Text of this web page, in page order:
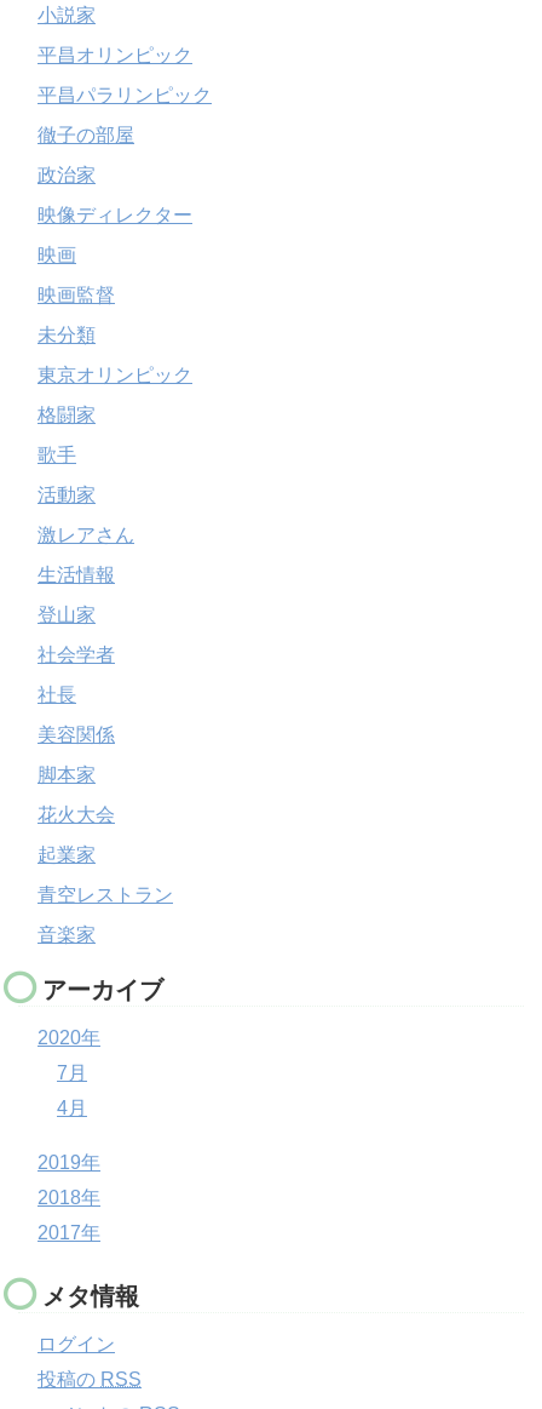
小説家
平昌オリンピック
平昌パラリンピック
徹子の部屋
政治家
映像ディレクター
映画
映画監督
未分類
東京オリンピック
格闘家
歌手
活動家
激レアさん
生活情報
登山家
社会学者
社長
美容関係
脚本家
花火大会
起業家
青空レストラン
音楽家
アーカイブ
2020年
7月
4月
2019年
2018年
2017年
メタ情報
ログイン
投稿の RSS